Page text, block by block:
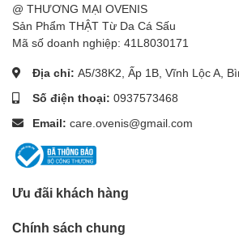
3 CÁCH ĐƠN GIẢN VÀ CHÍNH XÁC
SẢN PHẨM THẬT TỪ DA CÁ SẤU (NGƯỜI
CŨNG LÀM ĐƯỢC)
@ THƯƠNG MẠI OVENIS
Sản Phẩm THẬT Từ Da Cá Sấu
Mã số doanh nghiệp: 41L8030171
Địa chỉ: A5/38K2, Ấp 1B, Vĩnh Lộc A,
Số điện thoại: 0937573468
Email: care.ovenis@gmail.com
Ưu đãi khách hàng
Chính sách chung